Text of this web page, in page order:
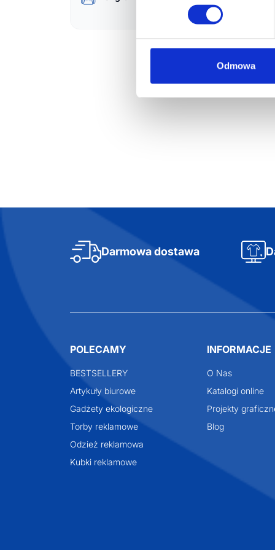
Odmowa
Darmowa dostawa
POLECAMY
BESTSELLERY
Artykuły biurowe
Gadżety ekologiczne
Torby reklamowe
Odzież reklamowa
Kubki reklamowe
INFORMACJE
O Nas
Katalogi online
Projekty
Blog